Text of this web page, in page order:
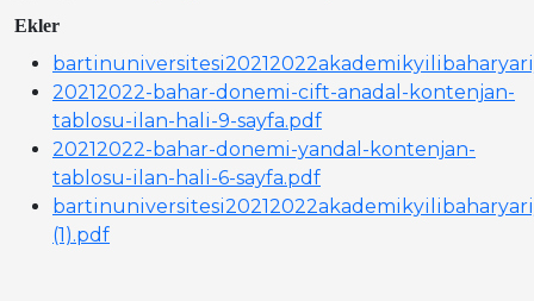
Ekler
20212022-bahar-donemi-cift-anadal-kontenjan-
tablosu-ilan-hali-9-sayfa.pdf
20212022-bahar-donemi-yandal-kontenjan-
tablosu-ilan-hali-6-sayfa.pdf
(1).pdf